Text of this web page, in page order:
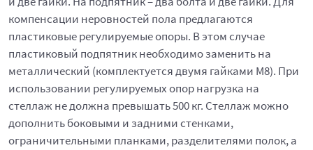
компенсации неровностей пола предлагаются
пластиковые регулируемые опоры. В этом случае
пластиковый подпятник необходимо заменить на
металлический (комплектуется двумя гайками М8). При
использовании регулируемых опор нагрузка на
стеллаж не должна превышать 500 кг. Стеллаж можно
дополнить боковыми и задними стенками,
ограничительными планками, разделителями полок, а